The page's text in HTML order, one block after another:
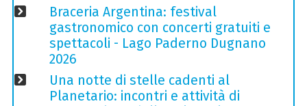
Braceria Argentina: festival
gastronomico con concerti gratuiti e
spettacoli - Lago Paderno Dugnano
2026
Una notte di stelle cadenti al
Planetario: incontri e attività di